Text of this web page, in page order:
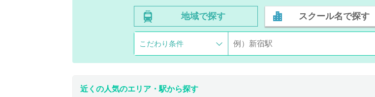
地域で探す スクール名で探す
こだわり条件
近くの人気のエリア・駅から探す